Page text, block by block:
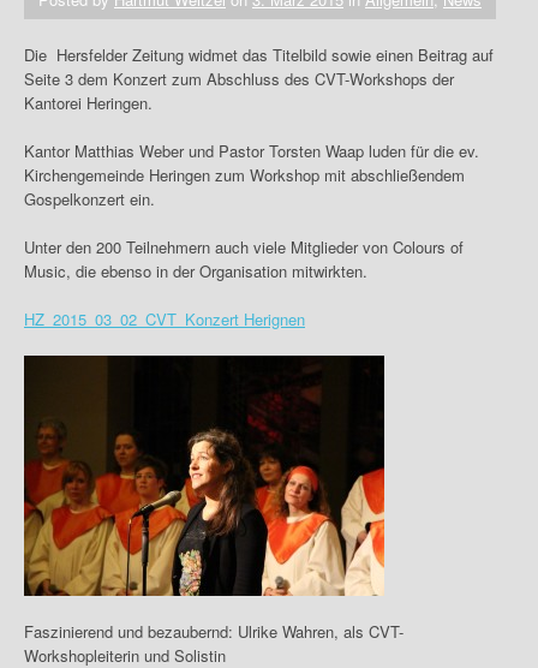
Die Hersfelder Zeitung widmet das Titelbild sowie einen Beitrag auf
Seite 3 dem Konzert zum Abschluss des CVT-Workshops der
Kantorei Heringen.
Kantor Matthias Weber und Pastor Torsten Waap luden für die ev.
Kirchengemeinde Heringen zum Workshop mit abschließendem
Gospelkonzert ein.
Unter den 200 Teilnehmern auch viele Mitglieder von Colours of
Music, die ebenso in der Organisation mitwirkten.
HZ_2015_03_02_CVT_Konzert Herignen
Faszinierend und bezaubernd: Ulrike Wahren, als CVT-
Workshopleiterin und Solistin